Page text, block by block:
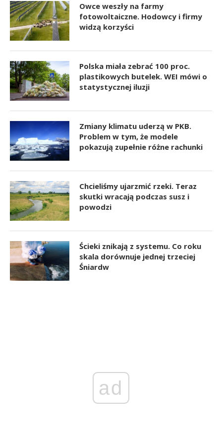
Owce weszły na farmy
fotowoltaiczne. Hodowcy i firmy
widzą korzyści
Polska miała zebrać 100 proc.
plastikowych butelek. WEI mówi o
statystycznej iluzji
Zmiany klimatu uderzą w PKB.
Problem w tym, że modele
pokazują zupełnie różne rachunki
Chcieliśmy ujarzmić rzeki. Teraz
skutki wracają podczas susz i
powodzi
Ścieki znikają z systemu. Co roku
skala dorównuje jednej trzeciej
Śniardw
ad